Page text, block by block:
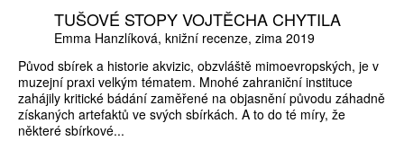
TUŠOVÉ STOPY VOJTĚCHA CHYTILA
Emma Hanzlíková knižní recenze zima 2019
Původ sbírek a historie akvizic, obzvláště mimoevropských, je v
muzejní praxi velkým tématem. Mnohé zahraniční instituce
zahájily kritické bádání zaměřené na objasnění původu záhadně
získaných artefaktů ve svých sbírkách. A to do té míry, že
některé sbírkové...